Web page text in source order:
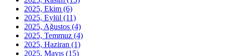
2025, Ekim (6)
2025, Eylül (11)
2025, Ağustos (4)
2025, Temmuz (4)
2025, Haziran (1)
2025, Mayıs (15)